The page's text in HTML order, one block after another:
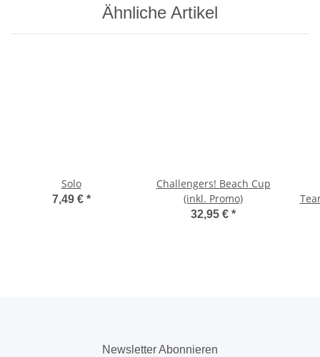
Ähnliche Artikel
Solo
7,49 € *
Challengers! Beach Cup
(inkl. Promo)
32,95 € *
Newsletter Abonnieren